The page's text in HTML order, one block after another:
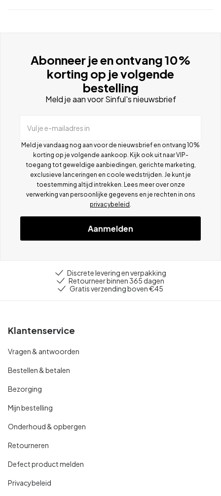
Abonneer je en ontvang 10%
korting op je volgende
bestelling
Meld je aan voor Sinful's nieuwsbrief
Vul je e-mailadres in
Meld je vandaag nog aan voor de nieuwsbrief en ontvang 10%
korting op je volgende aankoop. Kijk ook uit naar VIP-
toegang tot geweldige aanbiedingen, gerichte marketing,
exclusieve lanceringen en coole wedstrijden. Je kunt je
toestemming altijd intrekken. Lees meer over onze
verwerking van persoonlijke gegevens en je rechten in ons
privacybeleid
Aanmelden
Discrete levering en verpakking
Retourneer binnen 365 dagen
Gratis verzending boven €45
Klantenservice
Vragen & antwoorden
Bestellen & betalen
Bezorging
Mijn bestelling
Onderhoud & opbergen
Retourneren
Defect product melden
Privacybeleid